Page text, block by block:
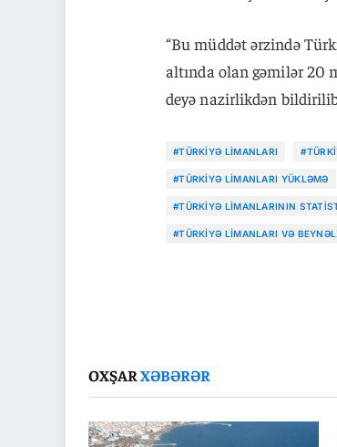
“Bu müddət ərzində
altında olan gəmilər 20
deyə nazirlikdən
#TÜRKIYƏ LIMANLARI
#TÜRKIYƏ LIMANLARI YÜKLƏMƏ
#TÜRKIYƏ LIMANLARININ
#TÜRKIYƏ LIMANLARI VƏ
OXŞARXƏBƏRƏR